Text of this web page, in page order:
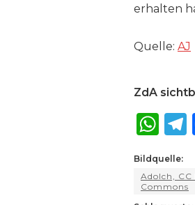
erhalten
Quelle: AJ
ZdA
W
a
ts g
Bildquelle:
Adolch,
Commons